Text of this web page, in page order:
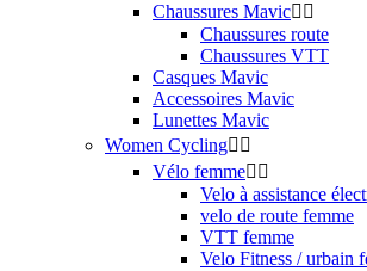
Chaussures Mavic 
Chaussures route
Chaussures VTT
Casques Mavic
Accessoires Mavic
Lunettes Mavic
Women Cycling 
Vélo femme 
Velo à assistance
velo de route femme
VTT femme
Velo Fitness / urbain